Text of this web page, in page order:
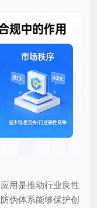
用是推动行业良性
伪体系能够保护创